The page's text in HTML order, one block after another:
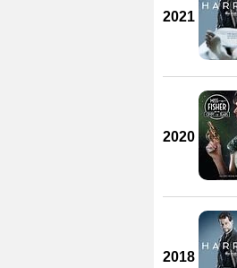
2021
2020
2018